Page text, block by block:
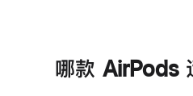
哪款 AirPods